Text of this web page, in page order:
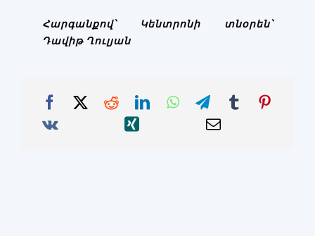
Հարգանքով՝ Կենտրոնի տնօրեն՝
Դավիթ Ղուլյան